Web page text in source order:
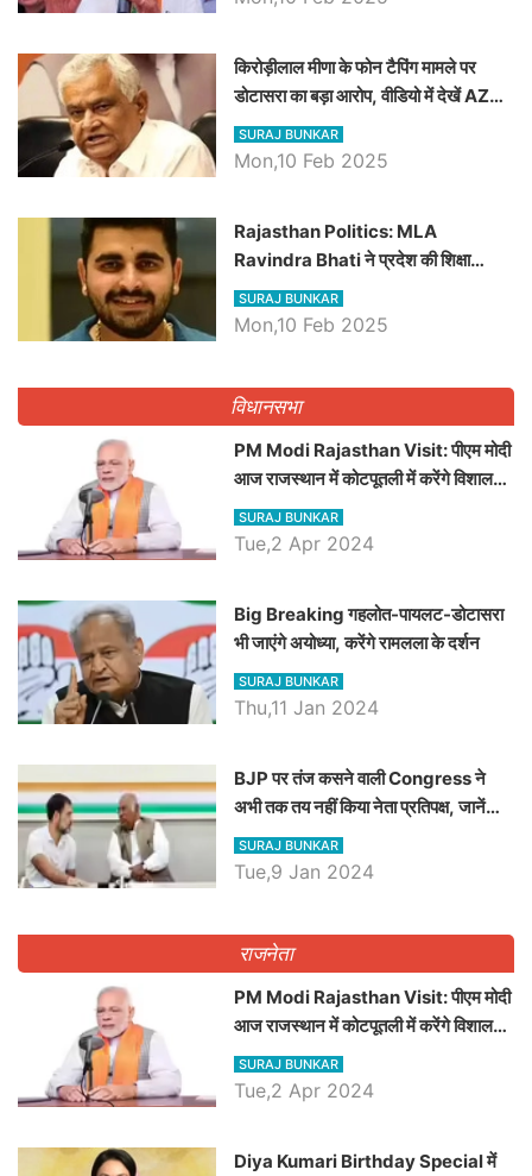
किरोड़ीलाल मीणा के फोन टैपिंग मामले पर
डोटासरा का बड़ा आरोप, वीडियो में देखें AZ
बड़ी खबरें
SURAJ BUNKAR
Mon,10 Feb 2025
Rajasthan Politics: MLA
Ravindra Bhati ने प्रदेश की शिक्षा
व्यवस्था पर उठाए सवाल, Madan
Dilawar पर हमला करते हुए गिनवाये खाली
SURAJ BUNKAR
Mon,10 Feb 2025
विधानसभा
PM Modi Rajasthan Visit: पीएम मोदी
आज राजस्थान में कोटपूतली में करेंगे विशाल
रैली, एक सभा से 8 सीटों पर साधेगें निशाना
SURAJ BUNKAR
Tue,2 Apr 2024
Big Breaking गहलोत-पायलट-डोटासरा
भी जाएंगे अयोध्या, करेंगे रामलला के दर्शन
SURAJ BUNKAR
Thu,11 Jan 2024
BJP पर तंज कसने वाली Congress ने
अभी तक तय नहीं किया नेता प्रतिपक्ष, जानें
कौन होगा दावेदार
SURAJ BUNKAR
Tue,9 Jan 2024
राजनेता
PM Modi Rajasthan Visit: पीएम मोदी
आज राजस्थान में कोटपूतली में करेंगे विशाल
रैली, एक सभा से 8 सीटों पर साधेगें निशाना
SURAJ BUNKAR
Tue,2 Apr 2024
Diya Kumari Birthday Special में